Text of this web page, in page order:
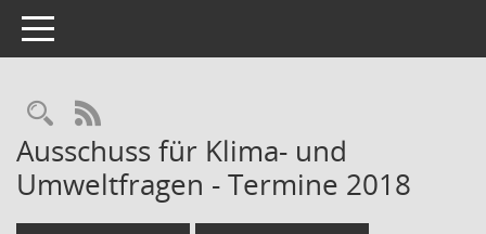
Toggle navigation
RSS-Feed
Ausschuss für Klima- und
Umweltfragen - Termine 2018